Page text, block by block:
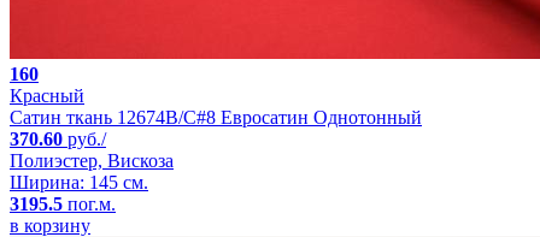
160
Красный
Сатин ткань 12674B/C#8 Евросатин Однотонный
370.60 руб./
Полиэстер, Вискоза
Ширина: 145 см.
3195.5 пог.м.
в корзину